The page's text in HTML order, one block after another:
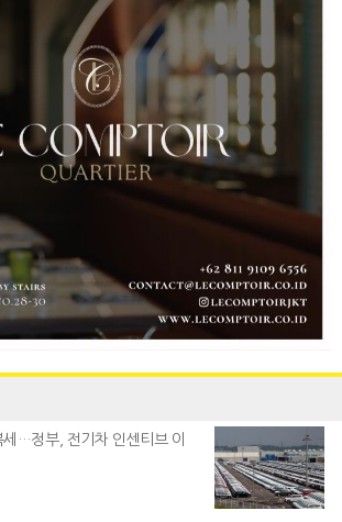
…정부, 전기차 인센티브 이